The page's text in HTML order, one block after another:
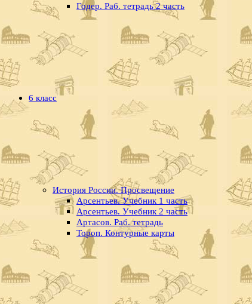
Годер. Раб. тетрадь 2 часть
6 класс
История России. Просвещение
Арсентьев. Учебник 1 часть
Арсентьев. Учебник 2 часть
Артасов. Раб. тетрадь
Тороп. Контурные карты